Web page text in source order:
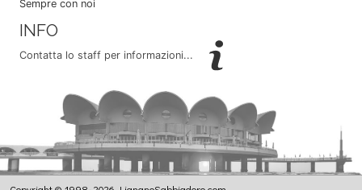
Sempre con noi
INFO
Contatta lo staff per informazioni...